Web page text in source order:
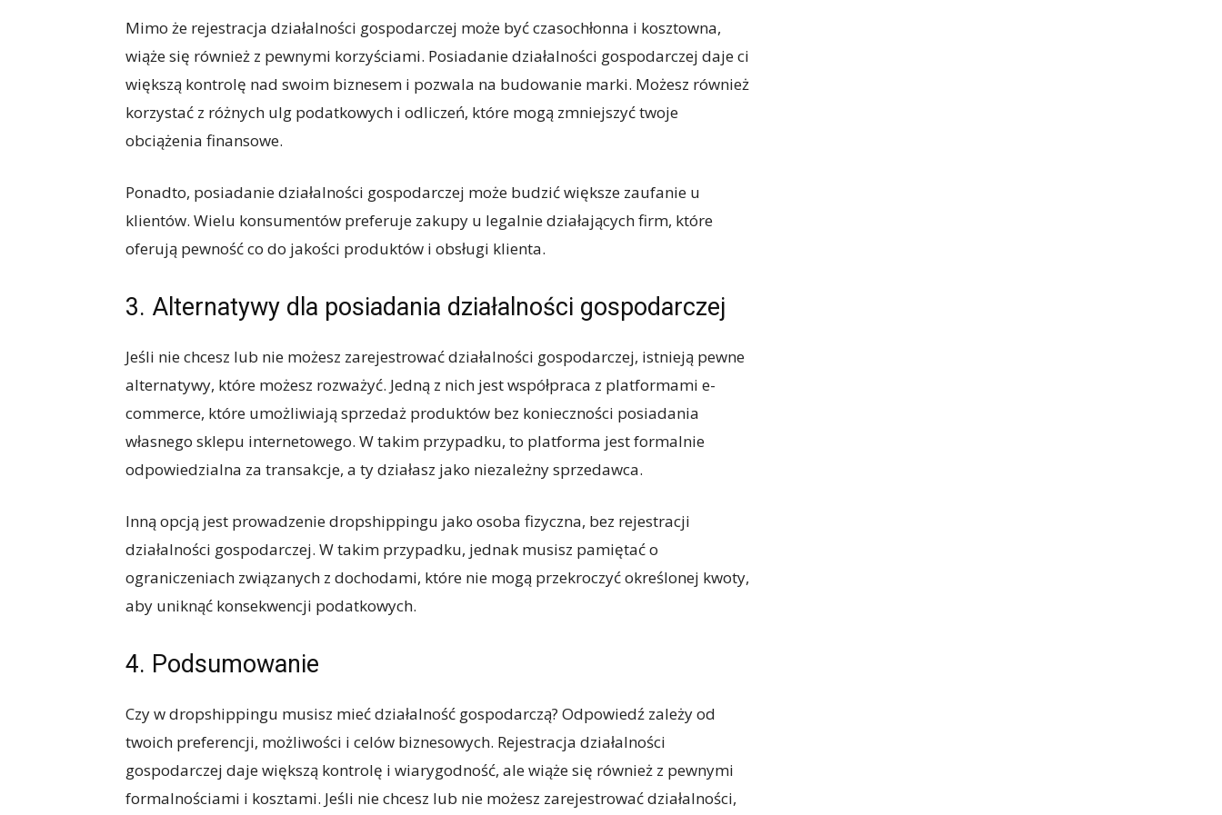
Mimo że rejestracja działalności gospodarczej może być czasochłonna i kosztowna,
wiąże się również z pewnymi korzyściami. Posiadanie działalności gospodarczej daje ci
większą kontrolę nad swoim biznesem i pozwala na budowanie marki. Możesz również
korzystać z różnych ulg podatkowych i odliczeń, które mogą zmniejszyć twoje
obciążenia finansowe.
Ponadto, posiadanie działalności gospodarczej może budzić większe zaufanie u
klientów. Wielu konsumentów preferuje zakupy u legalnie działających firm, które
oferują pewność co do jakości produktów i obsługi klienta.
3. Alternatywy dla posiadania działalności gospodarczej
Jeśli nie chcesz lub nie możesz zarejestrować działalności gospodarczej, istnieją pewne
alternatywy, które możesz rozważyć. Jedną z nich jest współpraca z platformami e-
commerce, które umożliwiają sprzedaż produktów bez konieczności posiadania
własnego sklepu internetowego. W takim przypadku, to platforma jest formalnie
odpowiedzialna za transakcje, a ty działasz jako niezależny sprzedawca.
Inną opcją jest prowadzenie dropshippingu jako osoba fizyczna, bez rejestracji
działalności gospodarczej. W takim przypadku, jednak musisz pamiętać o
ograniczeniach związanych z dochodami, które nie mogą przekroczyć określonej kwoty,
aby uniknąć konsekwencji podatkowych.
4. Podsumowanie
Czy w dropshippingu musisz mieć działalność gospodarczą? Odpowiedź zależy od
twoich preferencji, możliwości i celów biznesowych. Rejestracja działalności
gospodarczej daje większą kontrolę i wiarygodność, ale wiąże się również z pewnymi
formalnościami i kosztami. Jeśli nie chcesz lub nie możesz zarejestrować działalności,